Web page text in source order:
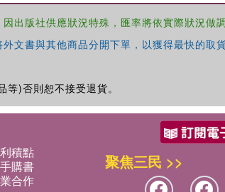
出版社供應狀況特殊，匯率將依實際狀況做調
書與其他商品分開下單，以獲得最快的取
)否則恕不接受退貨。
積點
購書
合作
聚焦三民 >>